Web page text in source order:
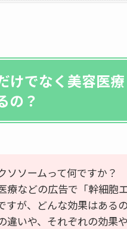
けでなく美容医
の？
ソソームって何ですか？
療などの広告で「幹細胞
すが、どんな効果はある
違いや、それぞれの効果